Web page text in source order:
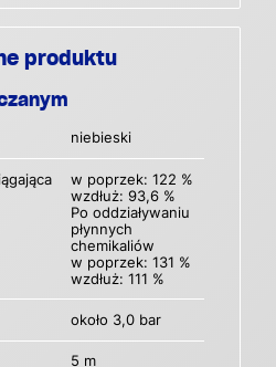
produktu
niebieski
w poprzek: 122 %
wzdłuż: 93,6 %
Po oddziaływaniu
płynnych
chemikaliów
w poprzek: 131 %
wzdłuż: 111 %
około 3,0 bar
5 m